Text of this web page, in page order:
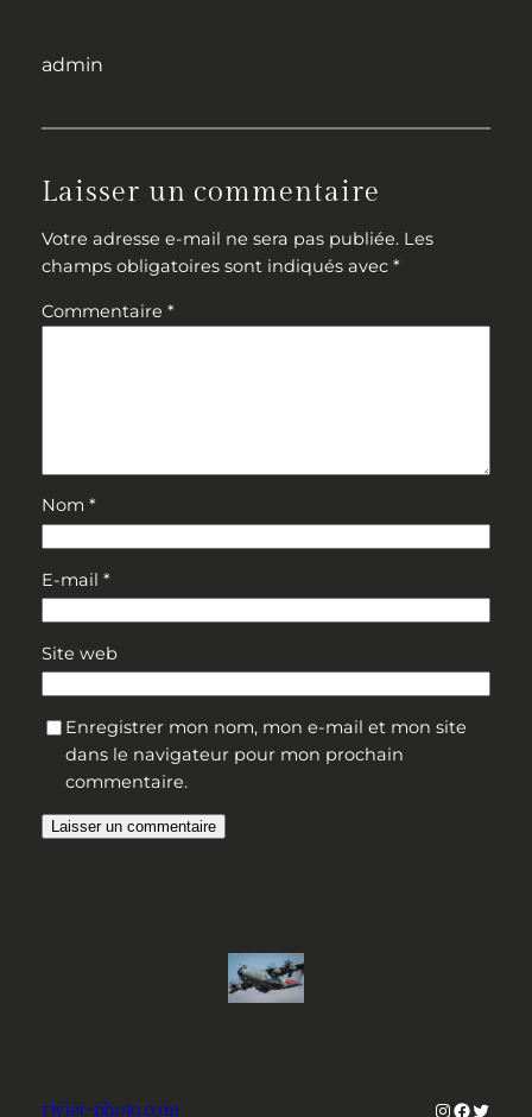
admin
Laisser un commentaire
Votre adresse e-mail ne sera pas publiée. Les
champs obligatoires sont indiqués avec *
Commentaire *
Nom *
E-mail *
Site web
Enregistrer mon nom, mon e-mail et mon site
dans le navigateur pour mon prochain
commentaire.
rivier-photo.com Instagram